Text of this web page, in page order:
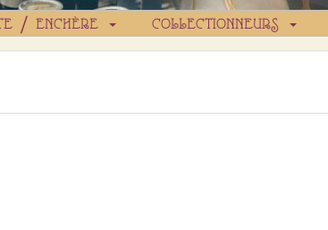
/ ENCHÈRE COLLECTIONNEURS